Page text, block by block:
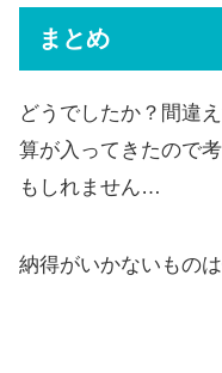
まとめ
どうでしたか？間違
算が入ってきたので
もしれません…
納得がいかないもの